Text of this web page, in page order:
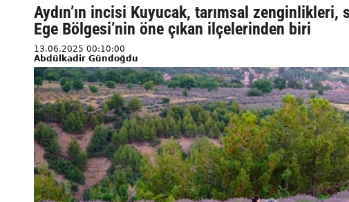
Aydın’ın incisi Kuyucak, tarımsal
Ege Bölgesi’nin öne çıkan ilçelerinden biri
13.06.2025 00:10:00
Abdülkadir Gündoğdu